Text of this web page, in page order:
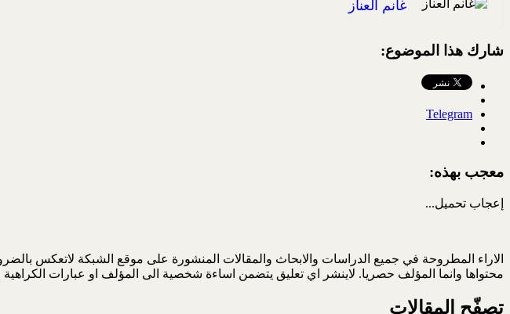
غانم العناز
شارك هذا الموضوع:
Telegram
معجب بهذه:
إعجاب تحميل...
الاراء المطروحة في جميع الدراسات والابحاث والمقالات المنشورة على موقع الشبكة لاتعكس
محتواها وانما المؤلف حصريا. لاينشر اي تعليق يتضمن اساءة شخصية الى المؤلف او عبارات
تصفّح المقالات